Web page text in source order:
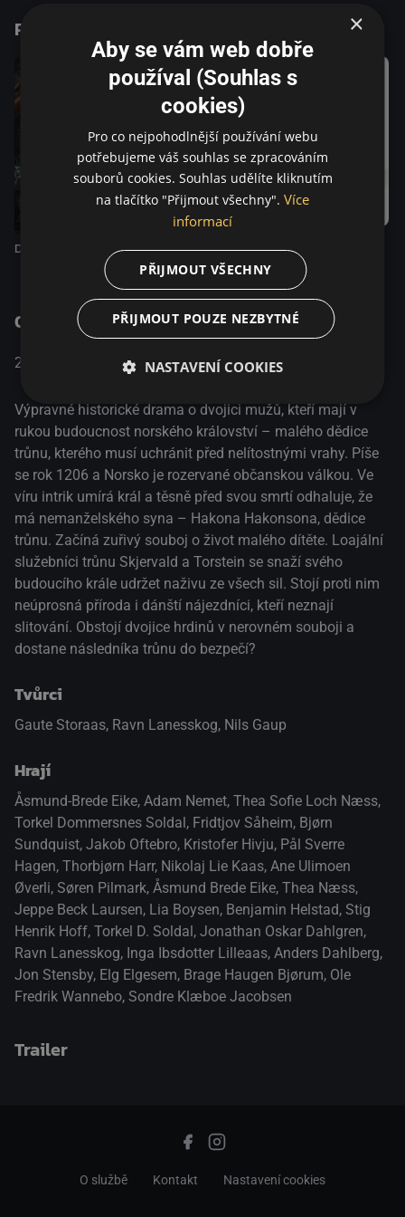
dostane následníka trůnu do bezpečí?
Podobné tituly
Dcera čarodějky Michael Kohlhaas
O pořadu
2016
/ Norsko / Dánsko
Historický / Válečný
Výpravné historické drama o dvojici mužů, kteří mají v
rukou budoucnost norského království – malého dědice
trůnu, kterého musí uchránit před nelítostnými vrahy. Píše
se rok 1206 a Norsko je rozervané občanskou válkou. Ve
víru intrik umírá král a těsně před svou smrtí odhaluje, že
má nemanželského syna – Hakona Hakonsona, dědice
trůnu. Začíná zuřivý souboj o život malého dítěte. Loajální
služebníci trůnu Skjervald a Torstein se snaží svého
budoucího krále udržet naživu ze všech sil. Stojí proti nim
neúprosná příroda i dánští nájezdníci, kteří neznají
slitování. Obstojí dvojice hrdinů v nerovném souboji a
dostane následníka trůnu do bezpečí?
Tvůrci
Gaute Storaas, Ravn Lanesskog, Nils Gaup
Hrají
Åsmund-Brede Eike, Adam Nemet, Thea Sofie Loch Næss,
Torkel Dommersnes Soldal , Fridtjov Såheim, Bjørn
Sundquist, Jakob Oftebro, Kristofer Hivju, Pål Sverre
Hagen, Thorbjørn Harr, Nikolaj Lie Kaas, Ane Ulimoen
Øverli, Søren Pilmark, Åsmund Brede Eike, Thea Næss,
Jeppe Beck Laursen, Lia Boysen, Benjamin Helstad, Stig
Henrik Hoff, Torkel D. Soldal , Jonathan Oskar Dahlgren,
Ravn Lanesskog, Inga Ibsdotter Lilleaas, Anders Dahlberg,
Jon Stensby, Elg Elgesem, Brage Haugen Bjørum, Ole
Fredrik Wannebo, Sondre Klæboe Jacobsen
Trailer
O službě Kontakt Nastavení cookies
×
Aby se vám web dobře
používal (Souhlas s
cookies)
Pro co nejpohodlnější používání webu
potřebujeme váš souhlas se zpracováním
souborů cookies. Souhlas udělíte kliknutím
na tlačítko "Přijmout všechny". Více
informací
PŘIJMOUT VŠECHNY
PŘIJMOUT POUZE NEZBYTNÉ
NASTAVENÍ COOKIES